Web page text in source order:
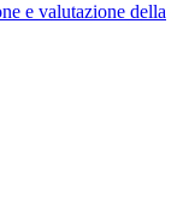
e valutazione della